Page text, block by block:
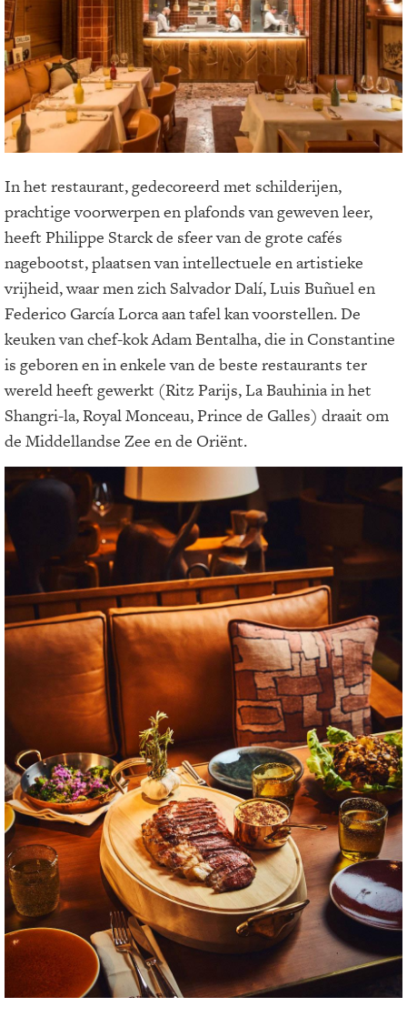
In het restaurant, gedecoreerd met schilderijen,
prachtige voorwerpen en plafonds van geweven leer,
heeft Philippe Starck de sfeer van de grote cafés
nagebootst, plaatsen van intellectuele en artistieke
vrijheid, waar men zich Salvador Dalí, Luis Buñuel en
Federico García Lorca aan tafel kan voorstellen. De
keuken van chef-kok Adam Bentalha, die in Constantine
is geboren en in enkele van de beste restaurants ter
wereld heeft gewerkt (Ritz Parijs, La Bauhinia in het
Shangri-la, Royal Monceau, Prince de Galles) draait om
de Middellandse Zee en de Oriënt.